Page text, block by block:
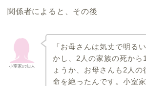
関係者によると、その後
小室家の知人
「お母さんは気丈で明る
かし、2人の家族の死から
ょうか、お母さんも2人の
命を絶ったんです。小室